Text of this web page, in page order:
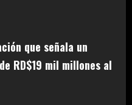
que señala un
RD$19 mil millones al